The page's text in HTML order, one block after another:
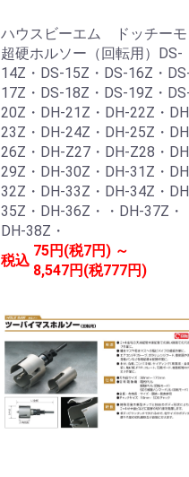
ハウスビーエム ドッチーモ
超硬ホルソー（回転用）DS-
14Z・DS-15Z・DS-16Z・
17Z・DS-18Z・DS-19Z・
20Z・DH-21Z・DH-22Z・
23Z・DH-24Z・DH-25Z・
26Z・DH-Z27・DH-Z28・
29Z・DH-30Z・DH-31Z・
32Z・DH-33Z・DH-34Z・
35Z・DH-36Z・・DH-37Z・
DH-38Z・
税込
75円(税7円) ～
8,547円(税777円)